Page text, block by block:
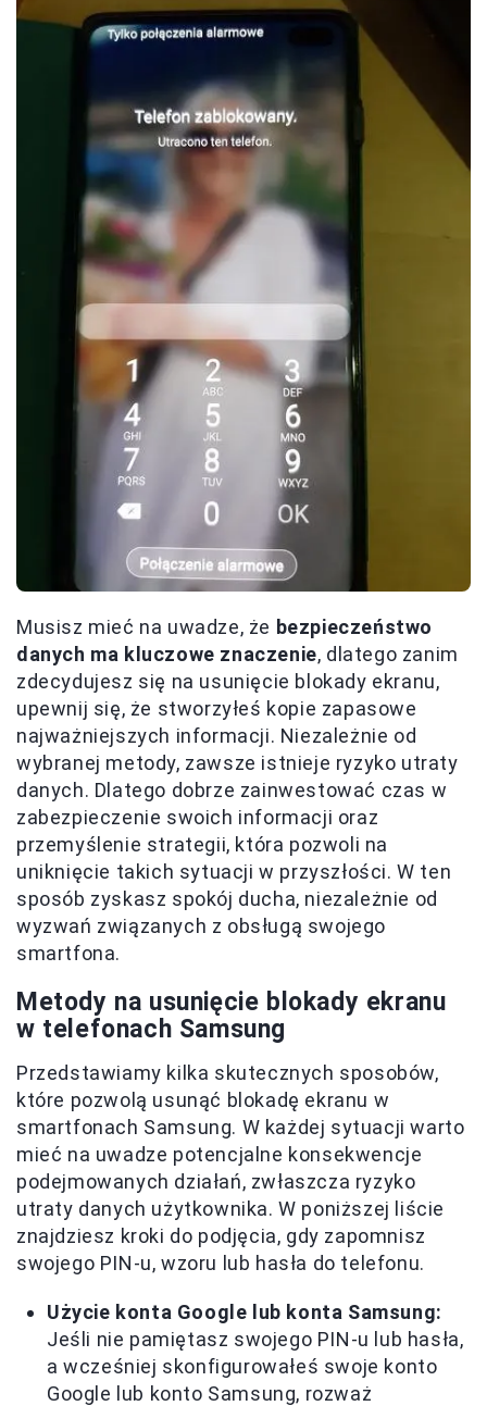
Musisz mieć na uwadze, że bezpieczeństwo
danych ma kluczowe znaczenie, dlatego zanim
zdecydujesz się na usunięcie blokady ekranu,
upewnij się, że stworzyłeś kopie zapasowe
najważniejszych informacji. Niezależnie od
wybranej metody, zawsze istnieje ryzyko utraty
danych. Dlatego dobrze zainwestować czas w
zabezpieczenie swoich informacji oraz
przemyślenie strategii, która pozwoli na
uniknięcie takich sytuacji w przyszłości. W ten
sposób zyskasz spokój ducha, niezależnie od
wyzwań związanych z obsługą swojego
smartfona.
Metody na usunięcie blokady ekranu
w telefonach Samsung
Przedstawiamy kilka skutecznych sposobów,
które pozwolą usunąć blokadę ekranu w
smartfonach Samsung. W każdej sytuacji warto
mieć na uwadze potencjalne konsekwencje
podejmowanych działań, zwłaszcza ryzyko
utraty danych użytkownika. W poniższej liście
znajdziesz kroki do podjęcia, gdy zapomnisz
swojego PIN-u, wzoru lub hasła do telefonu.
Użycie konta Google lub konta Samsung:
Jeśli nie pamiętasz swojego PIN-u lub hasła,
a wcześniej skonfigurowałeś swoje konto
Google lub konto Samsung, rozważ